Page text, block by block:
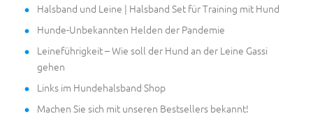
Halsband und Leine | Halsband Set für Training mit Hund
Hunde-Unbekannten Helden der Pandemie
Leineführigkeit – Wie soll der Hund an der Leine Gassi
gehen
Links im Hundehalsband Shop
Machen Sie sich mit unseren Bestsellers bekannt!